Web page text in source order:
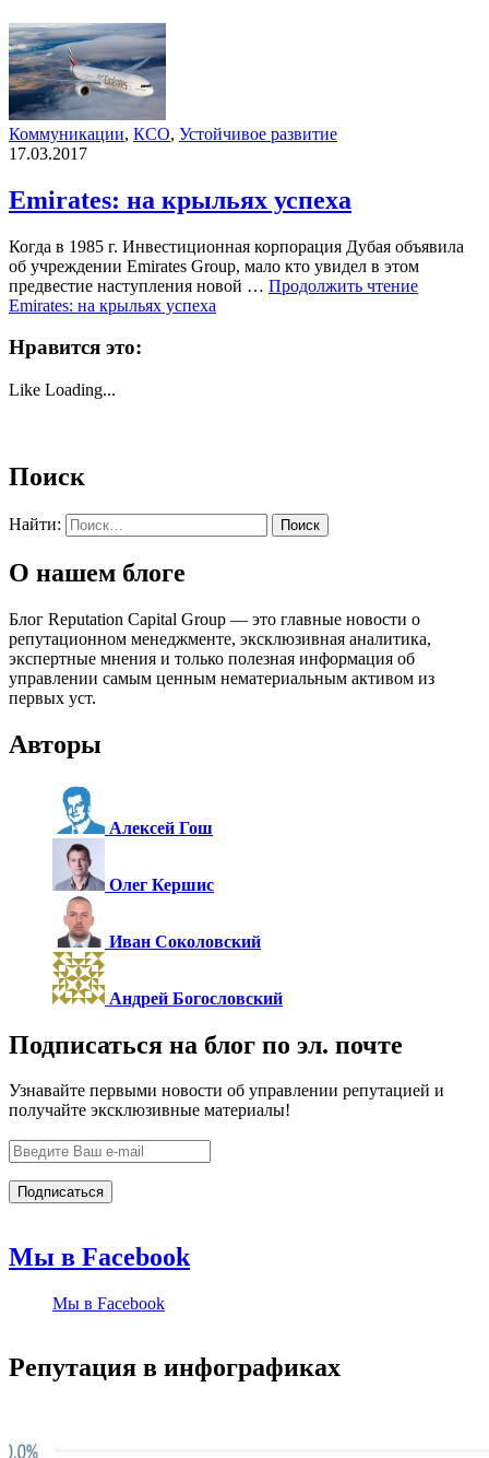
Коммуникации, КСО, Устойчивое развитие
17.03.2017
Emirates: на крыльях успеха
Когда в 1985 г. Инвести­ционная корпорация Дубая объявила
об учреждении Emirates Group, мало кто увидел в этом
предвестие наступления новой … Продолжить чтение
Emirates: на крыльях успеха
Нравится это:
Like Loading...
Поиск
Найти:
О нашем блоге
Блог Reputation Capital Group — это главные новости о
репутационном менеджменте, эксклюзивная аналитика,
экспертные мнения и только полезная информация об
управлении самым ценным нематериальным активом из
первых уст.
Авторы
Алексей Гош
Олег Кершис
Иван Соколовский
Андрей Богословский
Подписаться на блог по эл. почте
Узнавайте первыми новости об управлении репутацией и
получайте эксклюзивные материалы!
Мы в Facebook
Мы в Facebook
Репутация в инфографиках